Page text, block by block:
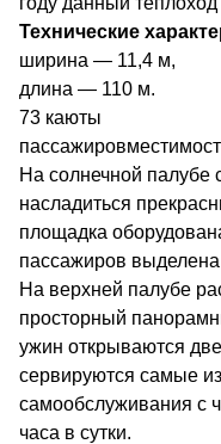
Технические
ширина — 11,4 м,
длина — 110 м.
73 каюты
На солнечной палубе
насладиться
площадка
пассажиров выделена
На верхней палубе
просторный
ужин открываются
сервируются самые
самообслуживания с
часа в сутки.